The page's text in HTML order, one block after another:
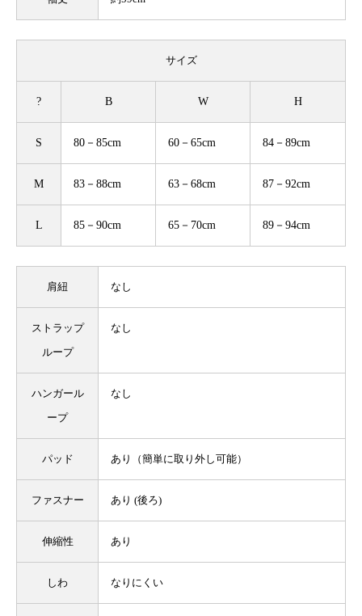
サイズ
? B W H
S 80－85cm 60－65cm 84－89cm
M 83－88cm 63－68cm 87－92cm
L 85－90cm 65－70cm 89－94cm
肩紐 なし
ストラップ
ループ
なし
ハンガール
ープ
なし
パッド あり（簡単に取り外し可能）
ファスナー あり (後ろ)
伸縮性 あり
しわ なりにくい